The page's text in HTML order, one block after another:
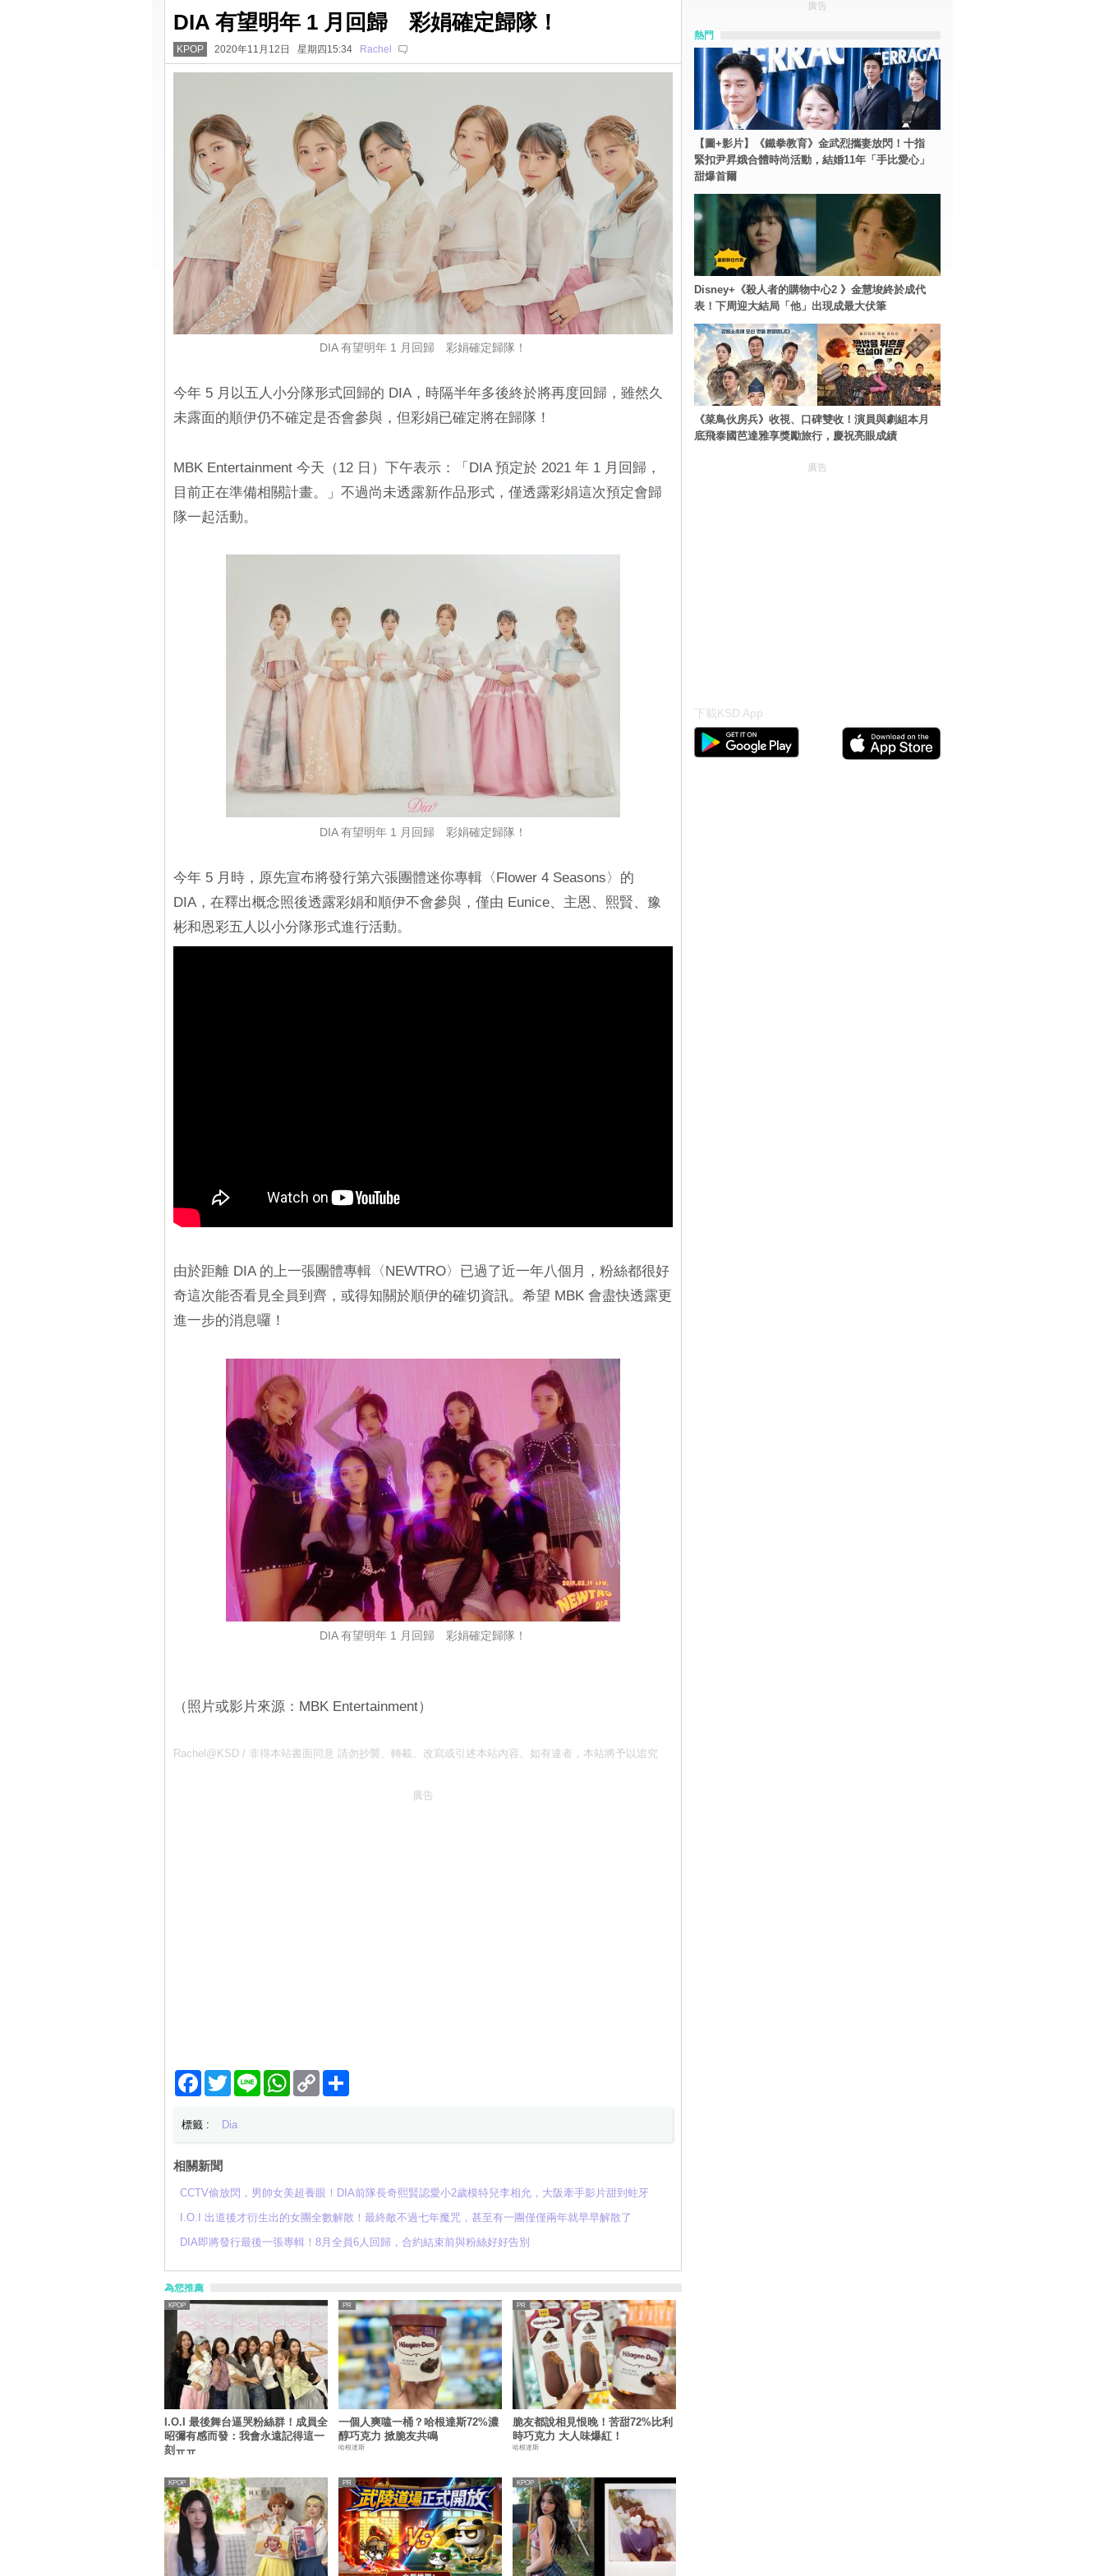
DIA 有望明年 1 月回歸 彩娟確定歸隊！
KPOP 2020年11月12日 星期四15:34 Rachel
DIA 有望明年 1 月回歸 彩娟確定歸隊！
今年 5 月以五人小分隊形式回歸的 DIA，時隔半年多後終於將再度回歸，雖然久
未露面的順伊仍不確定是否會參與，但彩娟已確定將在歸隊！
MBK Entertainment 今天（12 日）下午表示：「DIA 預定於 2021 年 1 月回歸，
目前正在準備相關計畫。」不過尚未透露新作品形式，僅透露彩娟這次預定會歸
隊一起活動。
DIA 有望明年 1 月回歸 彩娟確定歸隊！
今年 5 月時，原先宣布將發行第六張團體迷你專輯〈Flower 4 Seasons〉的
DIA，在釋出概念照後透露彩娟和順伊不會參與，僅由 Eunice、主恩、熙賢、豫
彬和恩彩五人以小分隊形式進行活動。
由於距離 DIA 的上一張團體專輯〈NEWTRO〉已過了近一年八個月，粉絲都很好
奇這次能否看見全員到齊，或得知關於順伊的確切資訊。希望 MBK 會盡快透露更
進一步的消息囉！
DIA 有望明年 1 月回歸 彩娟確定歸隊！
（照片或影片來源：MBK Entertainment）
Rachel@KSD / 非得本站書面同意 請勿抄襲、轉載、改寫或引述本站內容。如有違者，本站將予以追究
廣告
Facebook
TwitterLine WhatsApp
Copy
Link
分
標籤 : Dia
相關新聞
CCTV偷放閃，男帥女美超養眼！DIA前隊長奇熙賢認愛小2歲模特兒李相允，大阪牽手影片甜到蛀牙
I.O.I 出道後才衍生出的女團全數解散！最終敵不過七年魔咒，甚至有一團僅僅兩年就早早解散了
DIA即將發行最後一張專輯！8月全員6人回歸，合約結束前與粉絲好好告別
為您推薦
I.O.I 最後舞台逼哭粉絲群！成員全
昭彌有感而發：我會永遠記得這一
刻ㅠㅠ
KPOP
一個人爽嗑一桶？哈根達斯72%濃
醇巧克力 掀脆友共鳴
哈根達斯
脆友都說相見恨晚！苦甜72%比利
時巧克力 大人味爆紅！
哈根達斯
KPOP KPOP
廣告
熱門
【圖+影片】《鐵拳教育》金武烈攜妻放閃！十指
緊扣尹昇娥合體時尚活動，結婚11年「手比愛心」
甜爆首爾
Disney+《殺人者的購物中心2 》金慧埈終於成代
表！下周迎大結局「他」出現成最大伏筆
《菜鳥伙房兵》收視、口碑雙收！演員與劇組本月
底飛泰國芭達雅享獎勵旅行，慶祝亮眼成績
廣告
下載KSD App